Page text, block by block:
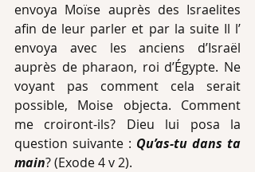
envoya Moïse auprès des Israelites
afin de leur parler et par la suite Il l’
envoya avec les anciens d’Israël
auprès de pharaon, roi d’Égypte. Ne
voyant pas comment cela serait
possible, Moise objecta. Comment
me croiront-ils? Dieu lui posa la
question suivante : Qu’as-tu dans ta
main? (Exode 4 v 2).